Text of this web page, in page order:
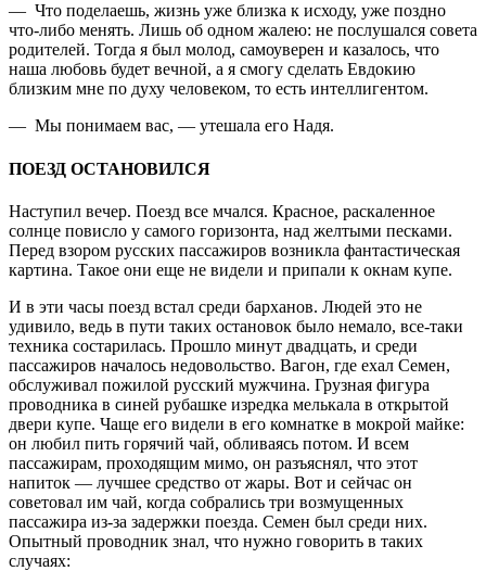
— Что поделаешь, жизнь уже близка к исходу, уже поздно
что-либо менять. Лишь об одном жалею: не послушался совета
родителей. Тогда я был молод, самоуверен и казалось, что
наша любовь будет вечной, а я смогу сделать Евдокию
близким мне по духу человеком, то есть интеллигентом.
— Мы понимаем вас, — утешала его Надя.
ПОЕЗД ОСТАНОВИЛСЯ
Наступил вечер. Поезд все мчался. Красное, раскаленное
солнце повисло у самого горизонта, над желтыми песками.
Перед взором русских пассажиров возникла фантастическая
картина. Такое они еще не видели и припали к окнам купе.
И в эти часы поезд встал среди барханов. Людей это не
удивило, ведь в пути таких остановок было немало, все-таки
техника состарилась. Прошло минут двадцать, и среди
пассажиров началось недовольство. Вагон, где ехал Семен,
обслуживал пожилой русский мужчина. Грузная фигура
проводника в синей рубашке изредка мелькала в открытой
двери купе. Чаще его видели в его комнатке в мокрой майке:
он любил пить горячий чай, обливаясь потом. И всем
пассажирам, проходящим мимо, он разъяснял, что этот
напиток — лучшее средство от жары. Вот и сейчас он
советовал им чай, когда собрались три возмущенных
пассажира из-за задержки поезда. Семен был среди них.
Опытный проводник знал, что нужно говорить в таких
случаях: